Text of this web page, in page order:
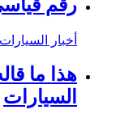
رقم
أخبار السيارات
هذا ما
السيارات